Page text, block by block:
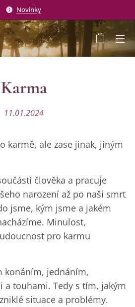
Novinky
Karma
11.01.2024
karmě, ale zase jinak, jiným
člověka a pracuje
narození až po naši smrt
jsme, kým jsme a jakém
Minulost,
pro karmu
konáním, jednáním,
a touhami. Tedy s tím, jakým
situace a problémy.